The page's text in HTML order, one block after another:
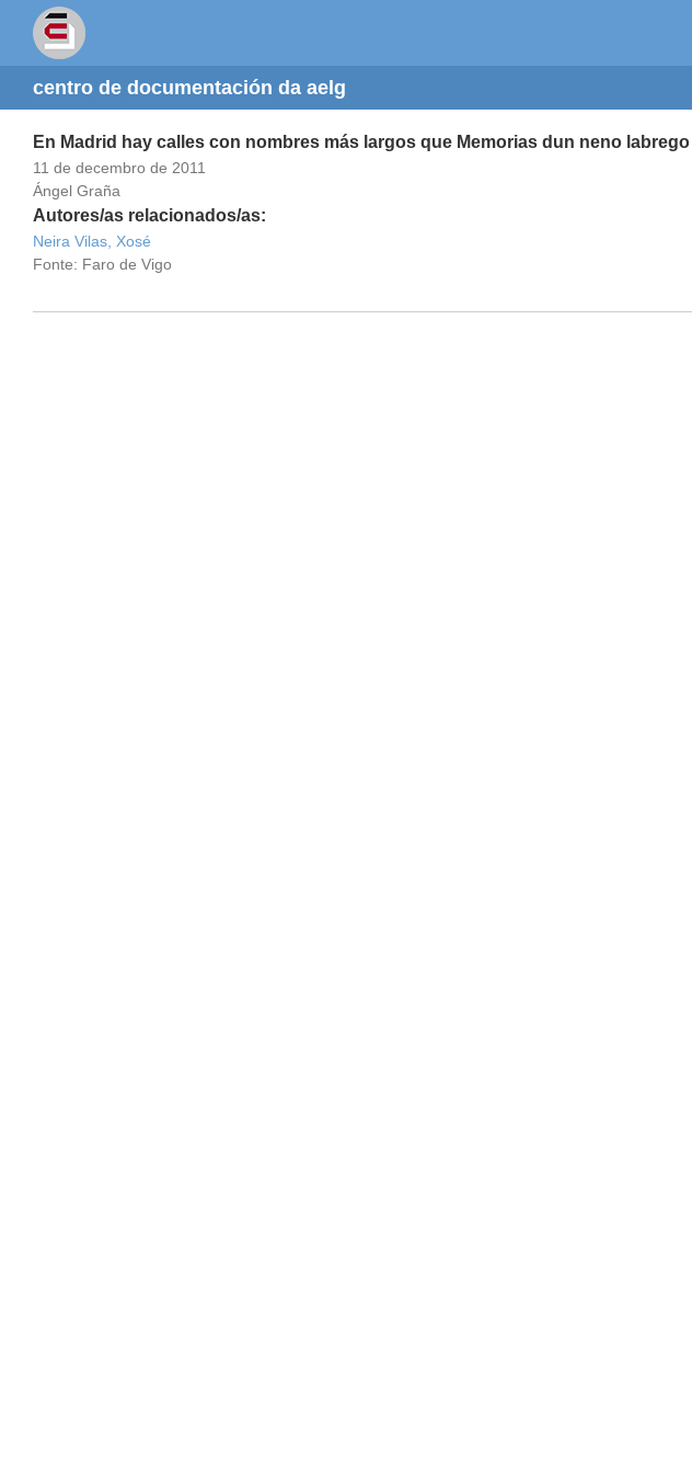
centro de documentación da aelg
En Madrid hay calles con nombres más largos que Memorias dun neno labrego
11 de decembro de 2011
Ángel Graña
Autores/as relacionados/as:
Neira Vilas, Xosé
Fonte: Faro de Vigo